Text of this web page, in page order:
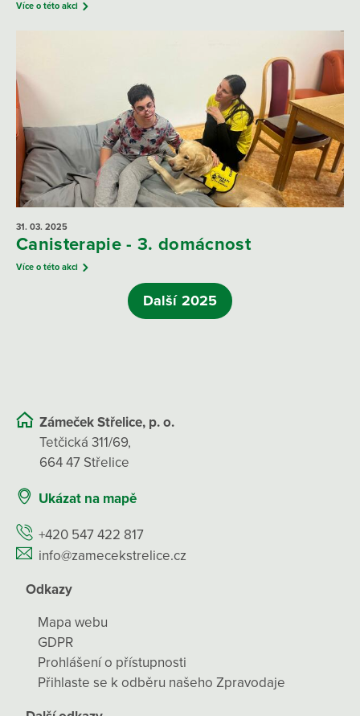
Více o této akci
31. 03. 2025
Canisterapie - 3. domácnost
Více o této akci
Další 2025
Zámeček Střelice, p. o.
Tetčická 311/69,
664 47 Střelice
Ukázat na mapě
+420 547 422 817
info@zamecekstrelice.cz
Odkazy
Mapa webu
GDPR
Prohlášení o přístupnosti
Přihlaste se k odběru našeho Zpravodaje